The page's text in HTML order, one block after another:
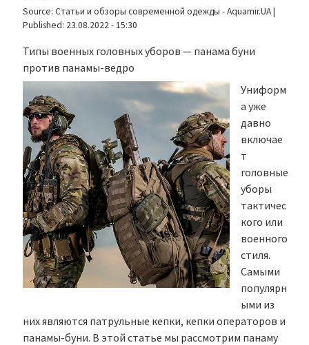
Source: Статьи и обзоры современной одежды - Aquamir.UA|
Published: 23.08.2022 - 15:30
Типы военных головных уборов — панама буни
против панамы-ведро
Униформ
а уже
давно
включае
т
головные
уборы
тактичес
кого или
военного
стиля.
Самыми
популярн
ыми из
них являются патрульные кепки, кепки операторов и
панамы-буни. В этой статье мы рассмотрим панаму